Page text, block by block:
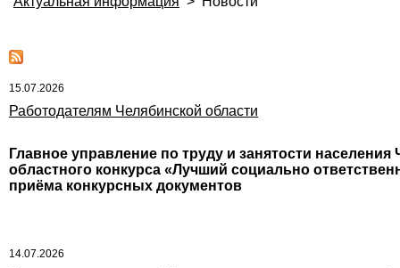
15.07.2026
Работодателям Челябинской области
Главное управление по труду и занятости
областного конкурса «Лучший социально
приёма конкурсных документов
14.07.2026